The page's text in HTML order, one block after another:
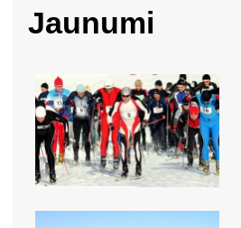
Jaunumi